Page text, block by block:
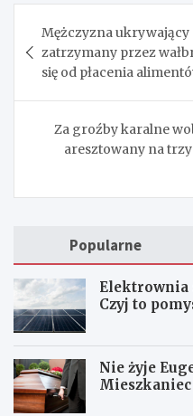
wpisu
Mężczyzna ukrywający
zatrzymany przez
się od płacenia
Za groźby karalne
aresztowany na
Popularne
Elektrownia
Czyj to
Nie żyje
Mieszkaniec